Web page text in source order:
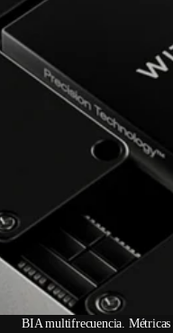
BIA multifrecuencia.